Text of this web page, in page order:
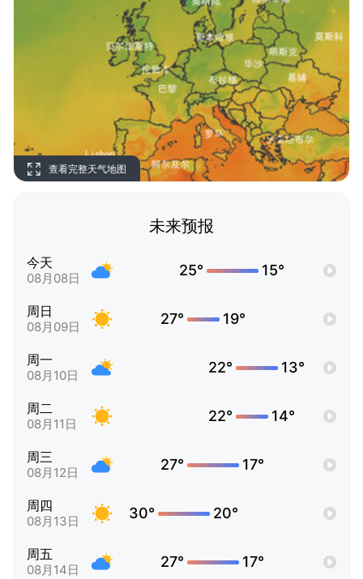
查看完整天气地图
未来预报
今天
08月08日 25° 15°
周日
08月09日 27° 19°
周一
08月10日 22° 13°
周二
08月11日 22° 14°
周三
08月12日 27° 17°
周四
08月13日 30° 20°
周五
08月14日 27° 17°